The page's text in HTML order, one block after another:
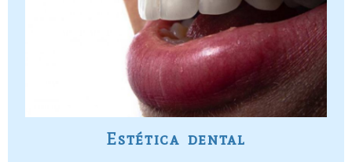
Estética dental